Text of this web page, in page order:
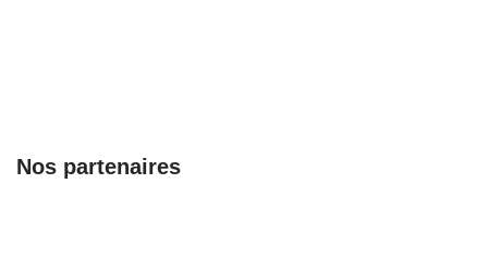
Nos partenaires